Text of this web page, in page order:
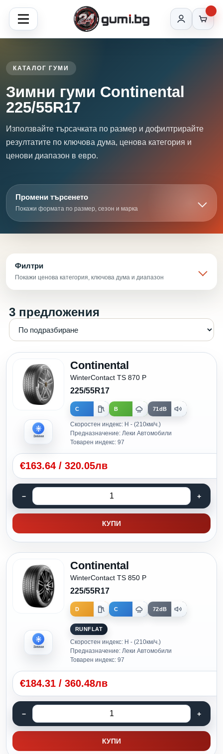
КАТАЛОГ ГУМИ
Зимни гуми Continental
225/55R17
Използвайте търсачката по размер и дофилтрирайте
резултатите по ключова дума, ценова категория и
ценови диапазон в евро.
Промени търсенето
Покажи формата по размер, сезон и марка
Филтри
Покажи ценова категория, ключова дума и диапазон
3 предложения
Зимни
Continental
WinterContact TS 870 P
225/55R17
C B 71dB
Скоростен индекс: H - (210км/ч.)
Предназначение: Леки Автомобили
Товарен индекс: 97
€163.64 / 320.05лв
КУПИ
Зимни
Continental
WinterContact TS 850 P
225/55R17
D C 72dB
RUNFLAT
Скоростен индекс: H - (210км/ч.)
Предназначение: Леки Автомобили
Товарен индекс: 97
€184.31 / 360.48лв
КУПИ